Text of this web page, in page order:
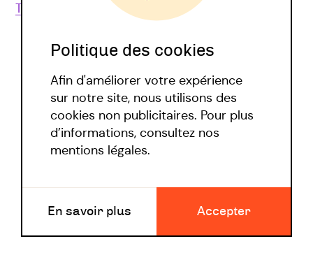
Toutes les techniques
Politique covid
Politique des cookies
Afin d'améliorer votre expérience
sur notre site, nous utilisons des
cookies non publicitaires. Pour plus
d’informations, consultez nos
mentions légales.
En savoir plus Accepter